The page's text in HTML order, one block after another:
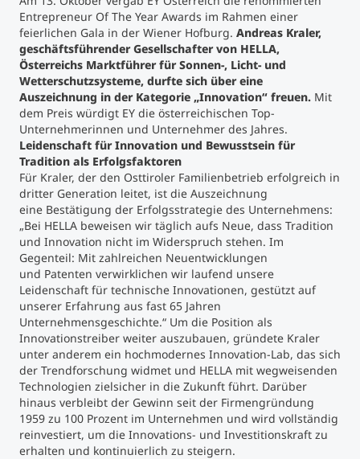
Technische Weiterbildung
Maßgeschneiderte Programme
Studienberatung
Executive Education Finder
Entrepreneur Of The Year Awards im Rahmen einer
feierlichen Gala in der Wiener Hofburg. Andreas Kraler,
geschäftsführender Gesellschafter von HELLA,
Österreichs Marktführer für Sonnen-, Licht- und
Wetterschutzsysteme, durfte sich über eine
Auszeichnung in der Kategorie „Innovation“ freuen. Mit
dem Preis würdigt EY die österreichischen Top-
Unternehmerinnen und Unternehmer des Jahres.
Leidenschaft für Innovation und Bewusstsein für
Tradition als Erfolgsfaktoren
Für Kraler, der den Osttiroler Familienbetrieb erfolgreich in
dritter Generation leitet, ist die Auszeichnung
eine Bestätigung der Erfolgsstrategie des Unternehmens:
„Bei HELLA beweisen wir täglich aufs Neue, dass Tradition
und Innovation nicht im Widerspruch stehen. Im
Gegenteil: Mit zahlreichen Neuentwicklungen
und Patenten verwirklichen wir laufend unsere
Leidenschaft für technische Innovationen, gestützt auf
unserer Erfahrung aus fast 65 Jahren
Unternehmensgeschichte.“ Um die Position als
Innovationstreiber weiter auszubauen, gründete Kraler
unter anderem ein hochmodernes Innovation-Lab, das sich
der Trendforschung widmet und HELLA mit wegweisenden
Technologien zielsicher in die Zukunft führt. Darüber
hinaus verbleibt der Gewinn seit der Firmengründung
1959 zu 100 Prozent im Unternehmen und wird vollständig
reinvestiert, um die Innovations- und Investitionskraft zu
erhalten und kontinuierlich zu steigern.